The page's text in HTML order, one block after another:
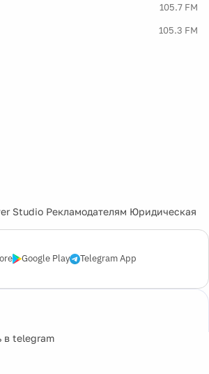
105.7 FM
105.3 FM
Studio Рекламодателям Юридическая
Google Play Telegram App